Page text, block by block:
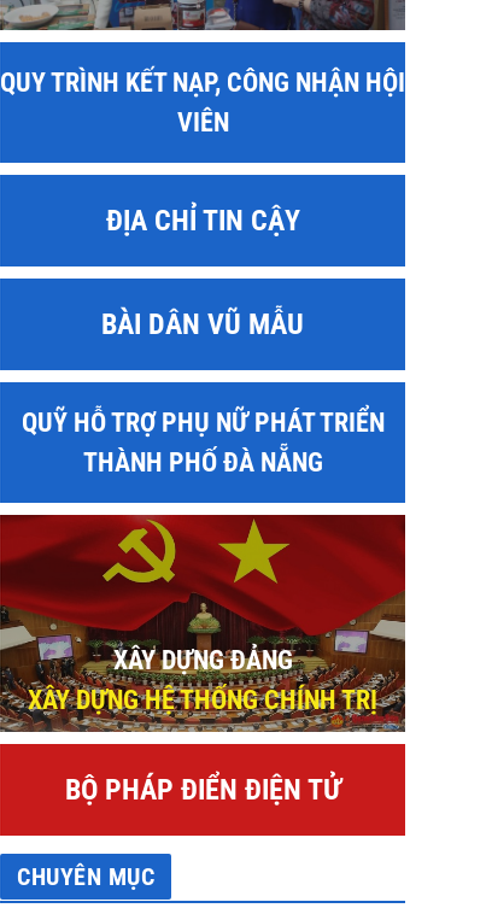
QUY TRÌNH KẾT NẠP, CÔNG NHẬN HỘI
VIÊN
ĐỊA CHỈ TIN CẬY
BÀI DÂN VŨ MẪU
QUỸ HỖ TRỢ PHỤ NỮ PHÁT TRIỂN
THÀNH PHỐ ĐÀ NẴNG
XÂY DỰNG ĐẢNG
XÂY DỰNG HỆ THỐNG CHÍNH TRỊ
BỘ PHÁP ĐIỂN ĐIỆN TỬ
CHUYÊN MỤC